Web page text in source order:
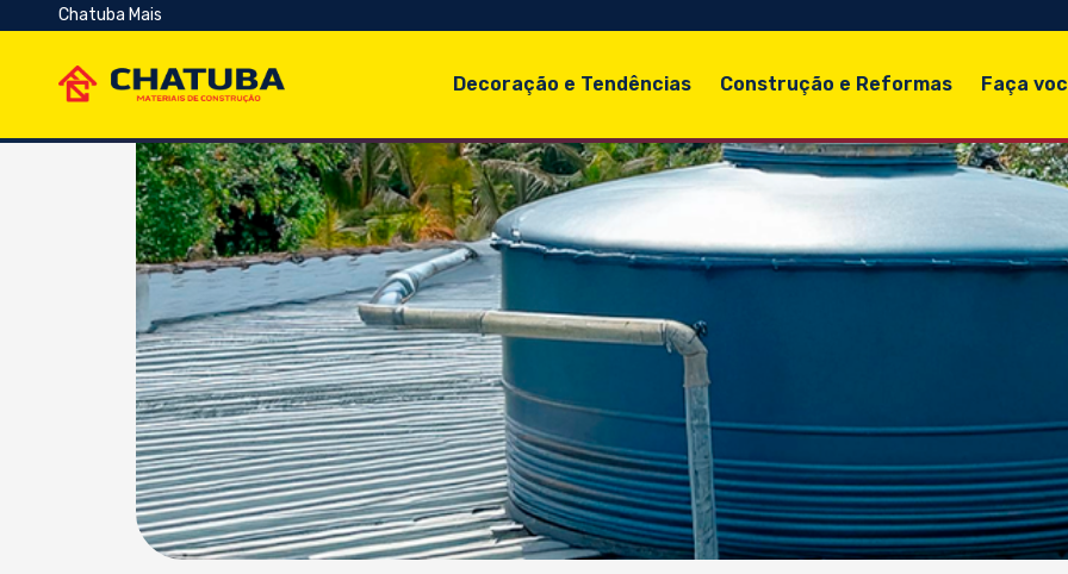
Chatuba Mais
Decoração e Tendências Construção e Reformas Faça